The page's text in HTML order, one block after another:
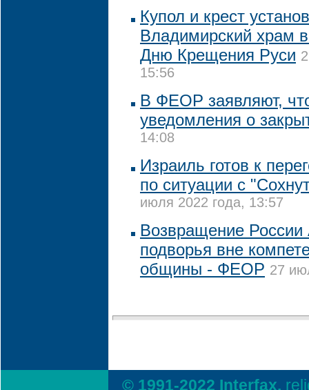
Купол и крест
Владимирский храм
Дню Крещения Руси
15:56
В ФЕОР заявляют,
уведомления о
14:08
Израиль готов к
по ситуации с
июля 2022 года, 13:57
Возвращение России
подворья вне
общины - ФЕОР 27
© 1991-2022 Interfax,